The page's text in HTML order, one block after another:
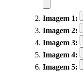
Imagem 1:
Imagem 2:
Imagem 3:
Imagem 4:
Imagem 5: